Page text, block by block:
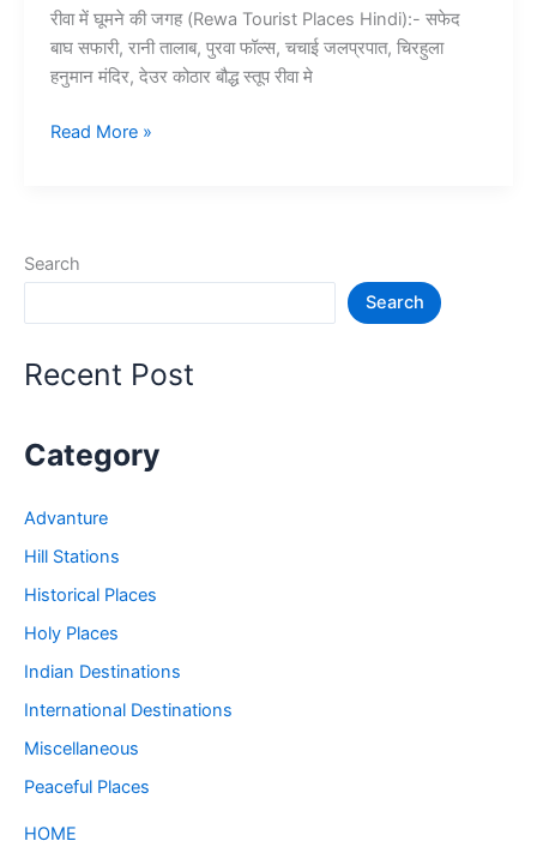
रीवा में घूमने की जगह (Rewa Tourist Places Hindi):- सफेद
बाघ सफारी, रानी तालाब, पुरवा फॉल्स, चचाई जलप्रपात, चिरहुला
हनुमान मंदिर, देउर कोठार बौद्ध स्तूप रीवा मे
10+
जगह
Places
Hindi
Read More »
Search
Search
Recent Post
Category
Advanture
Hill Stations
Historical Places
Holy Places
Indian Destinations
International Destinations
Miscellaneous
Peaceful Places
HOME